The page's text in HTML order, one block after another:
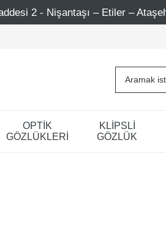
– Etiler – Ataşehir Şimdi
OPTİK
GÖZLÜKLERİ
KLİPSLİ
GÖZLÜK